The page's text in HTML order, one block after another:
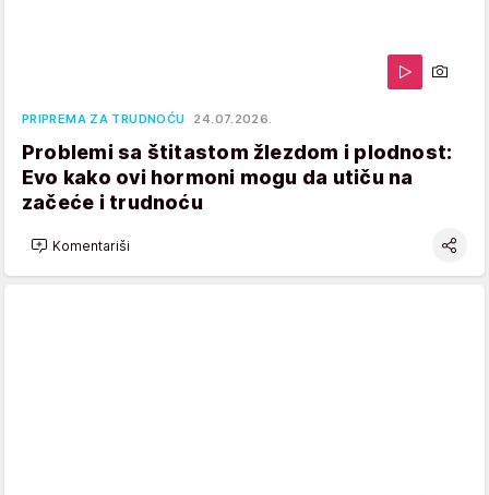
PRIPREMA ZA TRUDNOĆU 24.07.2026.
Problemi sa štitastom žlezdom i plodnost:
Evo kako ovi hormoni mogu da utiču na
začeće i trudnoću
Komentariši